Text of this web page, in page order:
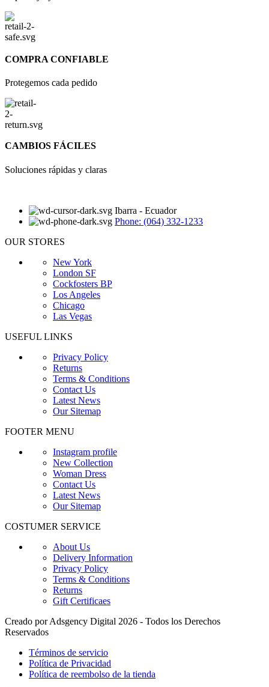
COMPRA CONFIABLE
Protegemos cada pedido
CAMBIOS FÁCILES
Soluciones rápidas y claras
Ibarra - Ecuador
Phone: (064) 332-1233
OUR STORES
New York
London SF
Cockfosters BP
Los Angeles
Chicago
Las Vegas
USEFUL LINKS
Privacy Policy
Returns
Terms & Conditions
Contact Us
Latest News
Our Sitemap
FOOTER MENU
Instagram profile
New Collection
Woman Dress
Contact Us
Latest News
Our Sitemap
COSTUMER SERVICE
About Us
Delivery Information
Privacy Policy
Terms & Conditions
Returns
Gift Certificaes
Creado por Adsgency Digital 2026 - Todos los Derechos
Reservados
Términos de servicio
Política de Privacidad
Política de reembolso de la tienda